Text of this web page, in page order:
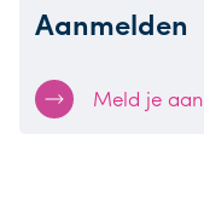
Aanmelden
Meld je aan